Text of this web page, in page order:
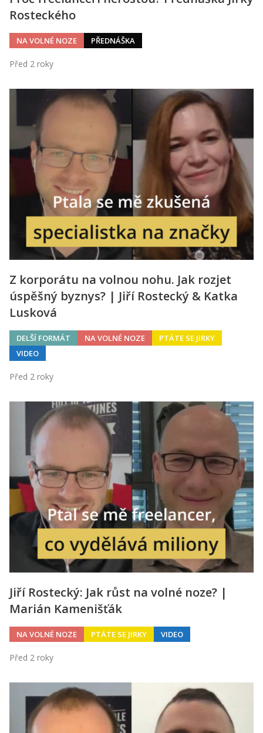
Rosteckého
NA VOLNÉ NOZE PŘEDNÁŠKA
Před 2 roky
Z korporátu na volnou nohu. Jak rozjet
úspěšný byznys? | Jiří Rostecký & Katka
Lusková
DELŠÍ FORMÁT NA VOLNÉ NOZE
PTÁTE SE JIRKY
VIDEO
Před 2 roky
Jiří Rostecký: Jak růst na volné noze? |
Marián Kamenišťák
NA VOLNÉ NOZE PTÁTE SE JIRKY VIDEO
Před 2 roky